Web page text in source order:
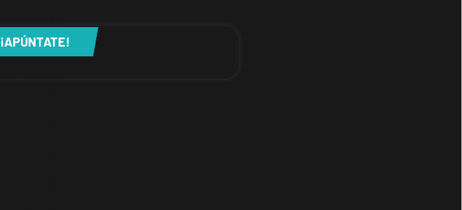
¡APÚNTATE!